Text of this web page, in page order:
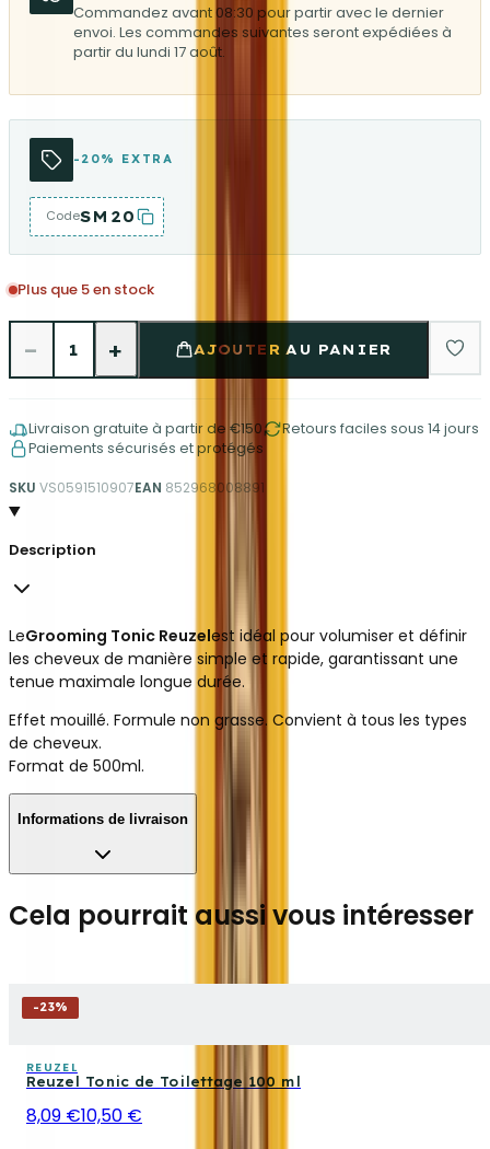
Commandez avant 08:30 pour partir avec le dernier
envoi. Les commandes suivantes seront expédiées à
partir du lundi 17 août.
-20% EXTRA
CodeSM20
Plus que 5 en stock
− 1 + AJOUTER AU PANIER
Livraison gratuite à partir de €150
Retours faciles sous 14 jours
Paiements sécurisés et protégés
SKU VS0591510907EAN 852968008891
Description
LeGrooming Tonic Reuzelest idéal pour volumiser et définir
les cheveux de manière simple et rapide, garantissant une
tenue maximale longue durée.
Effet mouillé. Formule non grasse. Convient à tous les types
de cheveux.
Format de 500ml.
Informations de livraison
Cela pourrait aussi vous intéresser
-23%
REUZEL
Reuzel Tonic de Toilettage 100 ml
8,09 €10,50 €